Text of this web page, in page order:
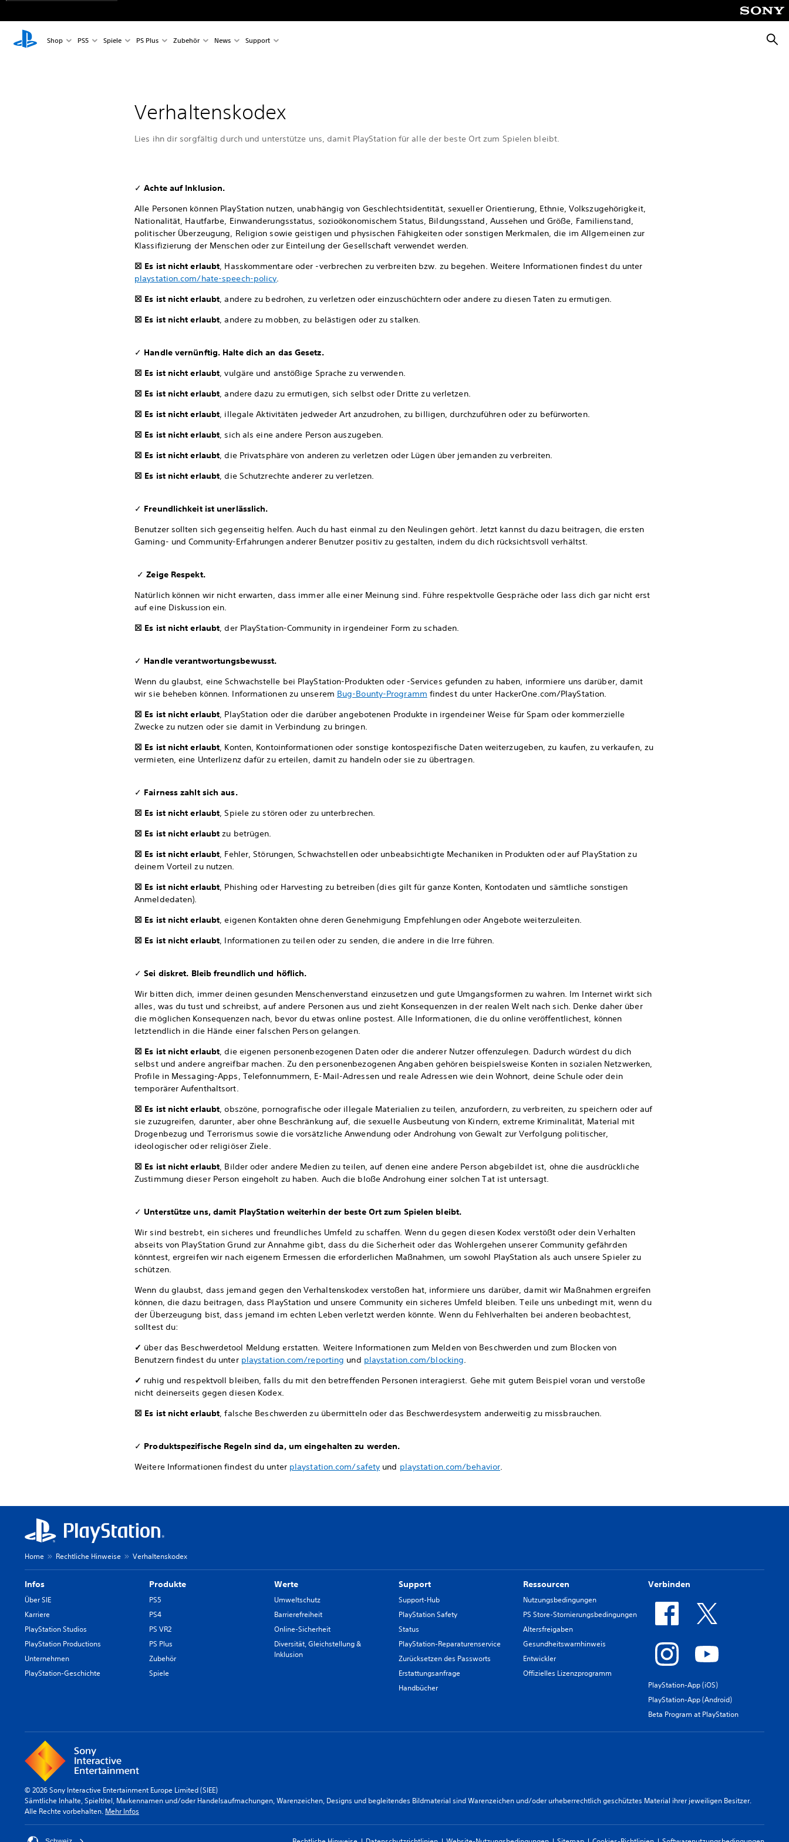
Shop PS5 Spiele PS Plus Zubehör News Support
Verhaltenskodex
Lies ihn dir sorgfältig durch und unterstütze uns, damit PlayStation für alle der beste Ort zum Spielen bleibt.
✓Achte auf Inklusion.
Alle Personen können PlayStation nutzen, unabhängig von Geschlechtsidentität, sexueller Orientierung, Ethnie, Volkszugehörigkeit,
Nationalität, Hautfarbe, Einwanderungsstatus, sozioökonomischem Status, Bildungsstand, Aussehen und Größe, Familienstand,
politischer Überzeugung, Religion sowie geistigen und physischen Fähigkeiten oder sonstigen Merkmalen, die im Allgemeinen zur
Klassifizierung der Menschen oder zur Einteilung der Gesellschaft verwendet werden.
☒ Es ist nicht erlaubt, Hasskommentare oder -verbrechen zu verbreiten bzw. zu begehen. Weitere Informationen findest du unter
playstation.com/hate-speech-policy.
☒ Es ist nicht erlaubt, andere zu bedrohen, zu verletzen oder einzuschüchtern oder andere zu diesen Taten zu ermutigen.
☒ Es ist nicht erlaubt, andere zu mobben, zu belästigen oder zu stalken.
✓ Handle vernünftig. Halte dich an das Gesetz.
☒ Es ist nicht erlaubt, vulgäre und anstößige Sprache zu verwenden.
☒ Es ist nicht erlaubt, andere dazu zu ermutigen, sich selbst oder Dritte zu verletzen.
☒ Es ist nicht erlaubt, illegale Aktivitäten jedweder Art anzudrohen, zu billigen, durchzuführen oder zu befürworten.
☒ Es ist nicht erlaubt, sich als eine andere Person auszugeben.
☒ Es ist nicht erlaubt, die Privatsphäre von anderen zu verletzen oder Lügen über jemanden zu verbreiten.
☒ Es ist nicht erlaubt, die Schutzrechte anderer zu verletzen.
✓ Freundlichkeit ist unerlässlich.
Benutzer sollten sich gegenseitig helfen. Auch du hast einmal zu den Neulingen gehört. Jetzt kannst du dazu beitragen, die ersten
Gaming- und Community-Erfahrungen anderer Benutzer positiv zu gestalten, indem du dich rücksichtsvoll verhältst.
✓Zeige Respekt.
Natürlich können wir nicht erwarten, dass immer alle einer Meinung sind. Führe respektvolle Gespräche oder lass dich gar nicht erst
auf eine Diskussion ein.
☒ Es ist nicht erlaubt, der PlayStation-Community in irgendeiner Form zu schaden.
✓ Handle verantwortungsbewusst.
Wenn du glaubst, eine Schwachstelle bei PlayStation-Produkten oder -Services gefunden zu haben, informiere uns darüber, damit
wir sie beheben können. Informationen zu unserem Bug-Bounty-Programm findest du unter HackerOne.com/PlayStation.
☒ Es ist nicht erlaubt, PlayStation oder die darüber angebotenen Produkte in irgendeiner Weise für Spam oder kommerzielle
Zwecke zu nutzen oder sie damit in Verbindung zu bringen.
☒ Es ist nicht erlaubt, Konten, Kontoinformationen oder sonstige kontospezifische Daten weiterzugeben, zu kaufen, zu verkaufen, zu
vermieten, eine Unterlizenz dafür zu erteilen, damit zu handeln oder sie zu übertragen.
✓ Fairness zahlt sich aus.
☒ Es ist nicht erlaubt, Spiele zu stören oder zu unterbrechen.
☒ Es ist nicht erlaubtzu betrügen.
☒ Es ist nicht erlaubt, Fehler, Störungen, Schwachstellen oder unbeabsichtigte Mechaniken in Produkten oder auf PlayStation zu
deinem Vorteil zu nutzen.
☒ Es ist nicht erlaubt, Phishing oder Harvesting zu betreiben (dies gilt für ganze Konten, Kontodaten und sämtliche sonstigen
Anmeldedaten).
☒ Es ist nicht erlaubt, eigenen Kontakten ohne deren Genehmigung Empfehlungen oder Angebote weiterzuleiten.
☒ Es ist nicht erlaubt, Informationen zu teilen oder zu senden, die andere in die Irre führen.
✓Sei diskret. Bleib freundlich und höflich.
Wir bitten dich, immer deinen gesunden Menschenverstand einzusetzen und gute Umgangsformen zu wahren. Im Internet wirkt sich
alles, was du tust und schreibst, auf andere Personen aus und zieht Konsequenzen in der realen Welt nach sich. Denke daher über
die möglichen Konsequenzen nach, bevor du etwas online postest. Alle Informationen, die du online veröffentlichest, können
letztendlich in die Hände einer falschen Person gelangen.
☒ Es ist nicht erlaubt, die eigenen personenbezogenen Daten oder die anderer Nutzer offenzulegen. Dadurch würdest du dich
selbst und andere angreifbar machen. Zu den personenbezogenen Angaben gehören beispielsweise Konten in sozialen Netzwerken,
Profile in Messaging-Apps, Telefonnummern, E-Mail-Adressen und reale Adressen wie dein Wohnort, deine Schule oder dein
temporärer Aufenthaltsort.
☒ Es ist nicht erlaubt, obszöne, pornografische oder illegale Materialien zu teilen, anzufordern, zu verbreiten, zu speichern oder auf
sie zuzugreifen, darunter, aber ohne Beschränkung auf, die sexuelle Ausbeutung von Kindern, extreme Kriminalität, Material mit
Drogenbezug und Terrorismus sowie die vorsätzliche Anwendung oder Androhung von Gewalt zur Verfolgung politischer,
ideologischer oder religiöser Ziele.
☒ Es ist nicht erlaubt, Bilder oder andere Medien zu teilen, auf denen eine andere Person abgebildet ist, ohne die ausdrückliche
Zustimmung dieser Person eingeholt zu haben. Auch die bloße Androhung einer solchen Tat ist untersagt.
✓ Unterstütze uns, damit PlayStation weiterhin der beste Ort zum Spielen bleibt.
Wir sind bestrebt, ein sicheres und freundliches Umfeld zu schaffen. Wenn du gegen diesen Kodex verstößt oder dein Verhalten
abseits von PlayStation Grund zur Annahme gibt, dass du die Sicherheit oder das Wohlergehen unserer Community gefährden
könntest, ergreifen wir nach eigenem Ermessen die erforderlichen Maßnahmen, um sowohl PlayStation als auch unsere Spieler zu
schützen.
Wenn du glaubst, dass jemand gegen den Verhaltenskodex verstoßen hat, informiere uns darüber, damit wir Maßnahmen ergreifen
können, die dazu beitragen, dass PlayStation und unsere Community ein sicheres Umfeld bleiben. Teile uns unbedingt mit, wenn du
der Überzeugung bist, dass jemand im echten Leben verletzt werden könnte. Wenn du Fehlverhalten bei anderen beobachtest,
solltest du:
✓ über das Beschwerdetool Meldung erstatten. Weitere Informationen zum Melden von Beschwerden und zum Blocken von
Benutzern findest du unter playstation.com/reporting und playstation.com/blocking.
✓ ruhig und respektvoll bleiben, falls du mit den betreffenden Personen interagierst. Gehe mit gutem Beispiel voran und verstoße
nicht deinerseits gegen diesen Kodex.
☒ Es ist nicht erlaubt, falsche Beschwerden zu übermitteln oder das Beschwerdesystem anderweitig zu missbrauchen.
✓ Produktspezifische Regeln sind da, um eingehalten zu werden.
Weitere Informationen findest du unter playstation.com/safety und playstation.com/behavior.
Home Rechtliche Hinweise Verhaltenskodex
Infos
Über SIE
Karriere
PlayStation Studios
PlayStation Productions
Unternehmen
PlayStation-Geschichte
Produkte
PS5
PS4
PS VR2
PS Plus
Zubehör
Spiele
Werte
Umweltschutz
Barrierefreiheit
Online-Sicherheit
Diversität, Gleichstellung &
Inklusion
Support
Support-Hub
PlayStation Safety
Status
PlayStation-Reparaturenservice
Zurücksetzen des Passworts
Erstattungsanfrage
Handbücher
Ressourcen
Nutzungsbedingungen
PS Store-Stornierungsbedingungen
Altersfreigaben
Gesundheitswarnhinweis
Entwickler
Offizielles Lizenzprogramm
Verbinden
PlayStation-App (iOS)
PlayStation-App (Android)
Beta Program at PlayStation
© 2026 Sony Interactive Entertainment Europe Limited (SIEE)
Sämtliche Inhalte, Spieltitel, Markennamen und/oder Handelsaufmachungen, Warenzeichen, Designs und begleitendes Bildmaterial sind Warenzeichen und/oder urheberrechtlich geschütztes Material ihrer jeweiligen Besitzer.
Alle Rechte vorbehalten. Mehr Infos